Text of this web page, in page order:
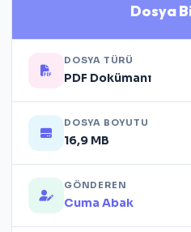
Dosya
DOSYA TÜRÜ
PDF Dokümanı
DOSYA BOYUTU
16,9 MB
GÖNDEREN
Cuma Abak